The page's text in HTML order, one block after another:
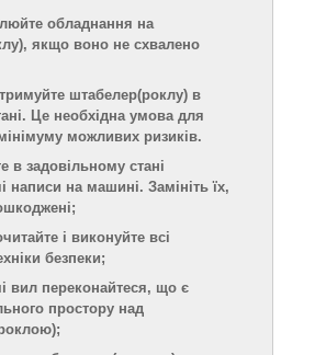
обладнання на
, якщо воно не схвалено
штабелер(роклу) в
Це необхідна умова для
можливих ризиків.
в задовільному стані
написи на машині. Замініть їх,
і виконуйте всі
безпеки;
вил переконайтеся, що є
простору над
;